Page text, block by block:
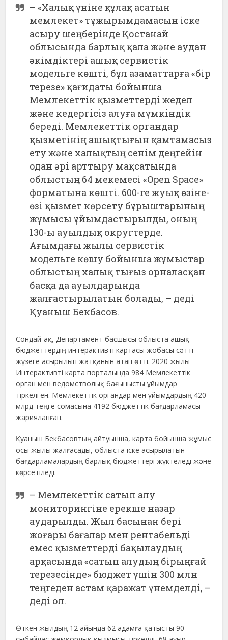
– «Халық үніне құлақ асатын
мемлекет» тұжырымдамасын іске
асыру шеңберінде Қостанай
облысында барлық қала және аудан
әкімдіктері ашық сервистік
модельге көшті, бұл азаматтарға «бір
терезе» қағидаты бойынша
Мемлекеттік қызметтерді жедел
және кедергісіз алуға мүмкіндік
береді. Мемлекеттік органдар
қызметінің ашықтығын қамтамасыз
ету және халықтың сенім деңгейін
одан әрі арттыру мақсатында
облыстың 64 мекемесі «Open Space»
форматына көшті. 600-ге жуық өзіне-
өзі қызмет көрсету бұрыштарының
жұмысы ұйымдастырылды, оның
130-ы ауылдық округтерде.
Ағымдағы жылы сервистік
модельге көшу бойынша жұмыстар
облыстың халық тығыз орналасқан
басқа да ауылдарында
жалғастырылатын болады, – деді
Қуаныш Бекбасов.
Сондай-ақ, Департамент басшысы облыста ашық
бюджеттердің интерактивті картасы жобасы сәтті
жүзеге асырылып жатқанын атап өтті. 2020 жылы
Интерактивті карта порталында 984 Мемлекеттік
орган мен ведомстволық бағынысты ұйымдар
тіркелген. Мемлекеттік органдар мен ұйымдардың 420
млрд теңге сомасына 4192 бюджеттік бағдарламасы
жарияланған.
Қуаныш Бекбасовтың айтуынша, карта бойынша жұмыс
осы жылы жалғасады, облыста іске асырылатын
бағдарламалардың барлық бюджеттері жүктеледі және
көрсетіледі.
– Мемлекеттік сатып алу
мониторингіне ерекше назар
аударылды. Жыл басынан бері
жоғары бағалар мен рентабельді
емес қызметтерді бақылаудың
арқасында «сатып алудың бірыңғай
терезесінде» бюджет үшін 300 млн
теңгеден астам қаражат үнемделді, –
деді ол.
Өткен жылдың 12 айында 62 адамға қатысты 90